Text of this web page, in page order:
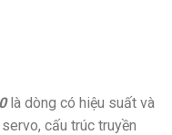
là dòng có hiệu suất và
cấu trúc truyền